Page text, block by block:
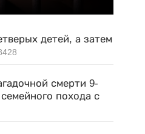
детей, а затем
смерти 9-
похода с